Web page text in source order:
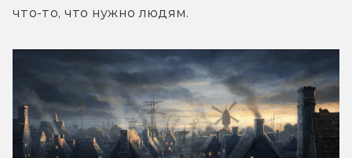
что-то, что нужно людям.